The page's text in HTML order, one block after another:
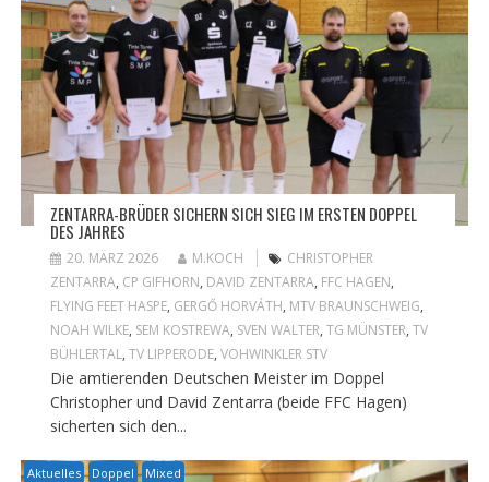
ZENTARRA-BRÜDER SICHERN SICH SIEG IM ERSTEN DOPPEL
DES JAHRES
20. MÄRZ 2026 M.KOCH
CHRISTOPHER
ZENTARRA, CP GIFHORN, DAVID ZENTARRA, FFC HAGEN,
FLYING FEET HASPE, GERGŐ HORVÁTH, MTV BRAUNSCHWEIG,
NOAH WILKE, SEM KOSTREWA, SVEN WALTER, TG MÜNSTER, TV
BÜHLERTAL, TV LIPPERODE, VOHWINKLER STV
Die amtierenden Deutschen Meister im Doppel
Christopher und David Zentarra (beide FFC Hagen)
sicherten sich den...
Aktuelles Doppel Mixed